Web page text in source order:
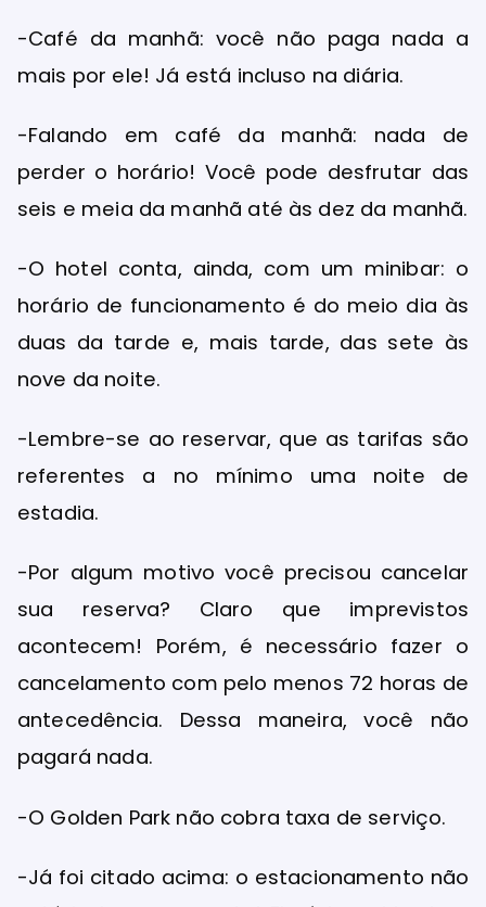
-Café da manhã: você não paga nada a
mais por ele! Já está incluso na diária.
-Falando em café da manhã: nada de
perder o horário! Você pode desfrutar das
seis e meia da manhã até às dez da manhã.
-O hotel conta, ainda, com um minibar: o
horário de funcionamento é do meio dia às
duas da tarde e, mais tarde, das sete às
nove da noite.
-Lembre-se ao reservar, que as tarifas são
referentes a no mínimo uma noite de
estadia.
-Por algum motivo você precisou cancelar
sua reserva? Claro que imprevistos
acontecem! Porém, é necessário fazer o
cancelamento com pelo menos 72 horas de
antecedência. Dessa maneira, você não
pagará nada.
-O Golden Park não cobra taxa de serviço.
-Já foi citado acima: o estacionamento não